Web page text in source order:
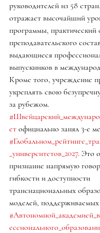
руководителей из 58
отражает высочайший
программы, практический
преподавательского
выдающиеся
выпускников в
Кроме того, учреждение
укреплять свою
за рубежом.
ет официально занял 3-е
_университетов_2027. Это
признание напрямую
гибкости и доступности
транснациональных
моделей, поддерживаемых